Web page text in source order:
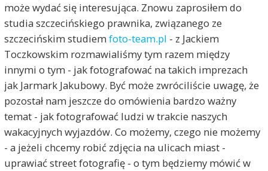
może wydać się interesująca. Znowu zaprosiłem do
studia szczecińskiego prawnika, związanego ze
szczecińskim studiem foto-team.pl - z Jackiem
Toczkowskim rozmawialiśmy tym razem między
innymi o tym - jak fotografować na takich imprezach
jak Jarmark Jakubowy. Być może zwróciliście uwagę, że
pozostał nam jeszcze do omówienia bardzo ważny
temat - jak fotografować ludzi w trakcie naszych
wakacyjnych wyjazdów. Co możemy, czego nie możemy
- a jeżeli chcemy robić zdjęcia na ulicach miast -
uprawiać street fotografię - o tym będziemy mówić w